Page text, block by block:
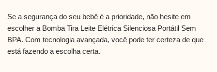
Se a segurança do seu bebê é a prioridade, não hesite em
escolher a Bomba Tira Leite Elétrica Silenciosa Portátil Sem
BPA. Com tecnologia avançada, você pode ter certeza de que
está fazendo a escolha certa.